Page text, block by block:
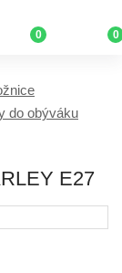
0 0
do obýváku
E27